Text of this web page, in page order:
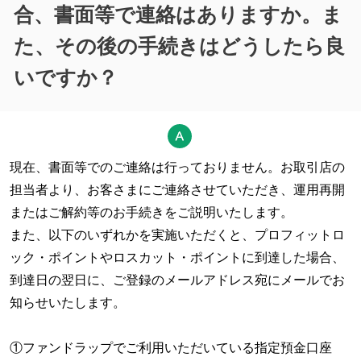
合、書面等で連絡はありますか。ま
た、その後の手続きはどうしたら良
いですか？
現在、書面等でのご連絡は行っておりません。お取引店の
担当者より、お客さまにご連絡させていただき、運用再開
またはご解約等のお手続きをご説明いたします。
また、以下のいずれかを実施いただくと、プロフィットロ
ック・ポイントやロスカット・ポイントに到達した場合、
到達日の翌日に、ご登録のメールアドレス宛にメールでお
知らせいたします。
①ファンドラップでご利用いただいている指定預金口座